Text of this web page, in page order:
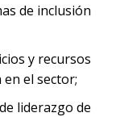
de inclusión
y recursos
el sector;
liderazgo de